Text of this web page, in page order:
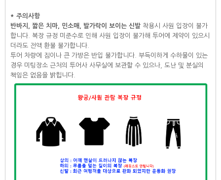
* 주의사항
반바지, 짧은 치마, 민소매, 발가락이 보이는 신발 착용시 사원 입장이 불가
합니다. 복장 규정 미준수로 인해 사원 입장이 불가해 투어에 제약이 있으시
더라도 전액 환불 불가합니다.
투어 차량에 짐이나 큰 가방은 반입 불가합니다. 부득이하게 수하물이 있는
경우 미팅장소 근처의 투어사 사무실에 보관할 수 있으나, 도난 및 분실의
책임은 없음을 밝힙니다.